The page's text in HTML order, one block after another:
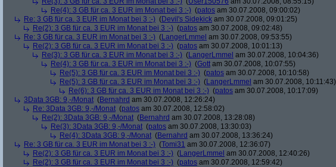
Re(4): 3 GB für ca. 3 EUR im Monat bei 3 :-) (patos am 30.07.2008, 09:00:02)
Re: 3 GB für ca. 3 EUR im Monat bei 3 :-) (Devil's Sidekick am 30.07.2008, 09:01:25)
Re(2): 3 GB für ca. 3 EUR im Monat bei 3 :-) (patos am 30.07.2008, 09:02:48)
Re: 3 GB für ca. 3 EUR im Monat bei 3 :-) (LangerLmmel am 30.07.2008, 09:53:55)
Re(2): 3 GB für ca. 3 EUR im Monat bei 3 :-) (patos am 30.07.2008, 10:01:13)
Re(3): 3 GB für ca. 3 EUR im Monat bei 3 :-) (LangerLmmel am 30.07.2008, 10:04:36)
Re(4): 3 GB für ca. 3 EUR im Monat bei 3 :-) (Gott am 30.07.2008, 10:07:55)
Re(5): 3 GB für ca. 3 EUR im Monat bei 3 :-) (patos am 30.07.2008, 10:10:58)
Re(5): 3 GB für ca. 3 EUR im Monat bei 3 :-) (LangerLmmel am 30.07.2008, 10:11:43)
Re(6): 3 GB für ca. 3 EUR im Monat bei 3 :-) (patos am 30.07.2008, 10:17:09)
3Data 3GB: 9,-/Monat (Bernahrd am 30.07.2008, 12:26:24)
Re: 3Data 3GB: 9,-/Monat (patos am 30.07.2008, 12:58:02)
Re(2): 3Data 3GB: 9,-/Monat (Bernahrd am 30.07.2008, 13:28:08)
Re(3): 3Data 3GB: 9,-/Monat (patos am 30.07.2008, 13:30:03)
Re(4): 3Data 3GB: 9,-/Monat (Bernahrd am 30.07.2008, 13:36:24)
Re: 3 GB für ca. 3 EUR im Monat bei 3 :-) (Tomi31 am 30.07.2008, 12:36:07)
Re(2): 3 GB für ca. 3 EUR im Monat bei 3 :-) (LangerLmmel am 30.07.2008, 12:40:26)
Re(2): 3 GB für ca. 3 EUR im Monat bei 3 :-) (patos am 30.07.2008, 12:59:42)